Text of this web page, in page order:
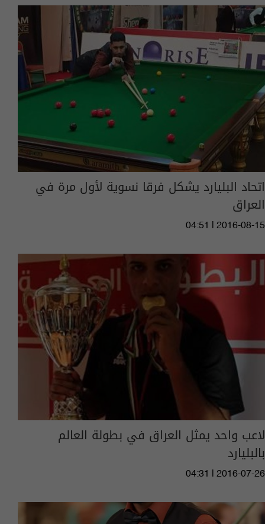
اتحاد البليارد يشكل فرقا نسوية لأول مرة في
العراق
04:51 | 2016-08-15
لاعب واحد يمثل العراق في بطولة العالم
بالبليارد
04:31 | 2016-07-26